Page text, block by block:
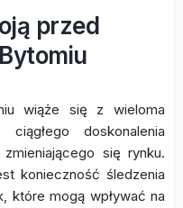
przed
wiąże się z wieloma
doskonalenia
się rynku.
konieczność śledzenia
które mogą wpływać na